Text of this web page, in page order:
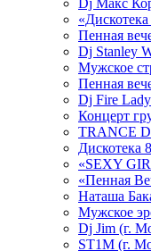
Dj Макс
Пенная
Dj Stanley
Мужское
Пенная
Dj Fire Lady
Концерт
TRANCE
Дискотека
«SEXY
«Пенная
Hаташа
Мужское
Dj Jim (г.
ST1M (г.